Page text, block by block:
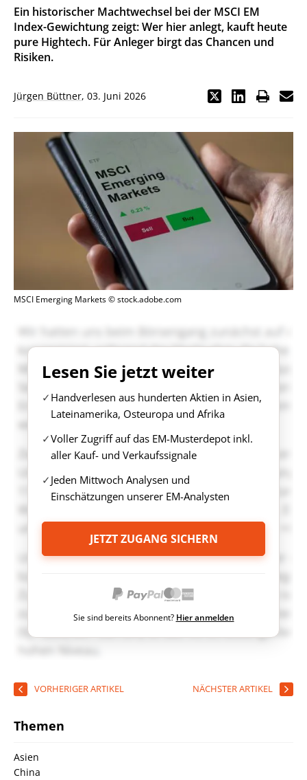
Ein historischer Machtwechsel bei der MSCI EM
Index-Gewichtung zeigt: Wer hier anlegt, kauft heute
pure Hightech. Für Anleger birgt das Chancen und
Risiken.
Jürgen Büttner, 03. Juni 2026
MSCI Emerging Markets © stock.adobe.com
Lesen Sie jetzt weiter
Handverlesen aus hunderten Aktien in Asien,
Lateinamerika, Osteuropa und Afrika
Voller Zugriff auf das EM-Musterdepot inkl.
aller Kauf- und Verkaufssignale
Jeden Mittwoch Analysen und
Einschätzungen unserer EM-Analysten
JETZT ZUGANG SICHERN
Sie sind bereits Abonnent? Hier anmelden
VORHERIGER ARTIKEL NÄCHSTER ARTIKEL
Themen
Asien
China